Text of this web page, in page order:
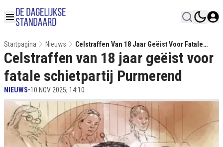
Startpagina Nieuws
Celstraffen Van 18 Jaar Geëist Voor Fatale
Schietpartij Purmerend
Celstraffen van 18 jaar geëist voor
fatale schietpartij Purmerend
NIEUWS•10 NOV 2025, 14:10